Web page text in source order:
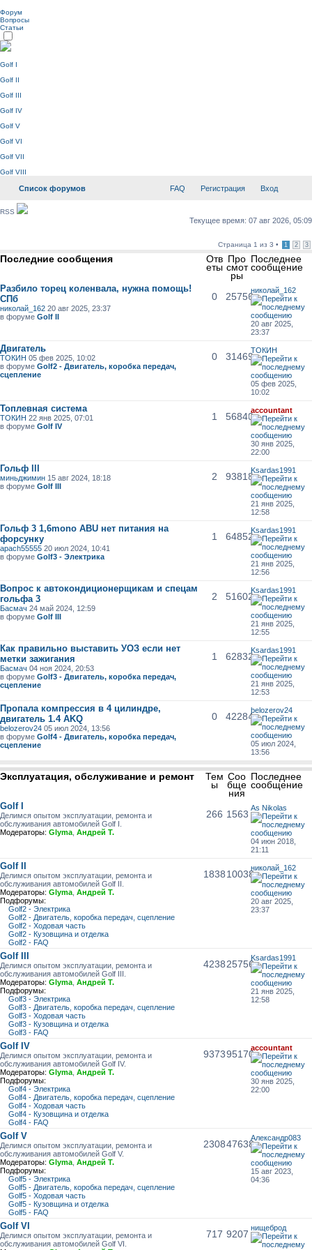
Форум
Вопросы
Статьи
Golf I
Golf II
Golf III
Golf IV
Golf V
Golf VI
Golf VII
Golf VIII
Список форумов FAQ Регистрация Вход
RSS
Текущее время: 07 авг 2026, 05:09
Страница 1 из 3 • 1 2 3
Последние сообщения Отв
еты
Про
смот
ры
Последнее
сообщение
Разбило торец коленвала, нужна помощь!
СПб
николай_162 20 авг 2025, 23:37
в форумеGolf II
0 25756
николай_162
20 авг 2025,
23:37
Двигатель
ТОКИН 05 фев 2025, 10:02
в форумеGolf2 - Двигатель, коробка передач,
сцепление
0 31469
ТОКИН
05 фев 2025,
10:02
Топлевная система
ТОКИН 22 янв 2025, 07:01
в форумеGolf IV
1 56840
accountant
30 янв 2025,
22:00
Гольф lll
миньджимин 15 авг 2024, 18:18
в форумеGolf III
2 93818
Ksardas1991
21 янв 2025,
12:58
Гольф 3 1,6mono ABU нет питания на
форсунку
apach55555 20 июл 2024, 10:41
в форумеGolf3 - Электрика
1 64852
Ksardas1991
21 янв 2025,
12:56
Вопрос к автокондиционерщикам и спецам
гольфа 3
Басмач 24 май 2024, 12:59
в форумеGolf III
2 51602
Ksardas1991
21 янв 2025,
12:55
Как правильно выставить УОЗ если нет
метки зажигания
Басмач 04 ноя 2024, 20:53
в форумеGolf3 - Двигатель, коробка передач,
сцепление
1 62832
Ksardas1991
21 янв 2025,
12:53
Пропала компрессия в 4 цилиндре,
двигатель 1.4 AKQ
belozerov24 05 июл 2024, 13:56
в форумеGolf4 - Двигатель, коробка передач,
сцепление
0 42284
belozerov24
05 июл 2024,
13:56
Эксплуатация, обслуживание и ремонт Тем
ы
Соо
бще
ния
Последнее
сообщение
Golf I
Делимся опытом эксплуатации, ремонта и
обслуживания автомобилей Golf I.
Модераторы: Glyma Андрей Т.
266 1563
As Nikolas
04 июн 2018,
21:11
Golf II
Делимся опытом эксплуатации, ремонта и
обслуживания автомобилей Golf II.
Модераторы: Glyma Андрей Т.
Подфорумы:
Golf2 - Электрика
Golf2 - Двигатель, коробка передач, сцепление
Golf2 - Ходовая часть
Golf2 - Кузовщина и отделка
Golf2 - FAQ
183810038
николай_162
20 авг 2025,
23:37
Golf III
Делимся опытом эксплуатации, ремонта и
обслуживания автомобилей Golf III.
Модераторы: Glyma Андрей Т.
Подфорумы:
Golf3 - Электрика
Golf3 - Двигатель, коробка передач, сцепление
Golf3 - Ходовая часть
Golf3 - Кузовщина и отделка
Golf3 - FAQ
423825756
Ksardas1991
21 янв 2025,
12:58
Golf IV
Делимся опытом эксплуатации, ремонта и
обслуживания автомобилей Golf IV.
Модераторы: Glyma Андрей Т.
Подфорумы:
Golf4 - Электрика
Golf4 - Двигатель, коробка передач, сцепление
Golf4 - Ходовая часть
Golf4 - Кузовщина и отделка
Golf4 - FAQ
937395170
accountant
30 янв 2025,
22:00
Golf V
Делимся опытом эксплуатации, ремонта и
обслуживания автомобилей Golf V.
Модераторы: Glyma Андрей Т.
Подфорумы:
Golf5 - Электрика
Golf5 - Двигатель, коробка передач, сцепление
Golf5 - Ходовая часть
Golf5 - Кузовщина и отделка
Golf5 - FAQ
230847638
Александр083
15 авг 2023,
04:36
Golf VI
Делимся опытом эксплуатации, ремонта и
обслуживания автомобилей Golf VI.
717 9207
нищеброд